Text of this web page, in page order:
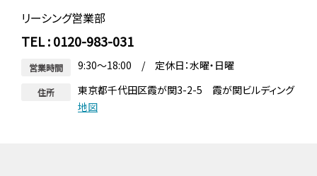
リーシング営業部
TEL : 0120-983-031
営業時間 9:30～18:00 / 定休日：水曜・日曜
住所
東京都千代田区霞が関3-2-5 霞が関ビルディング
地図